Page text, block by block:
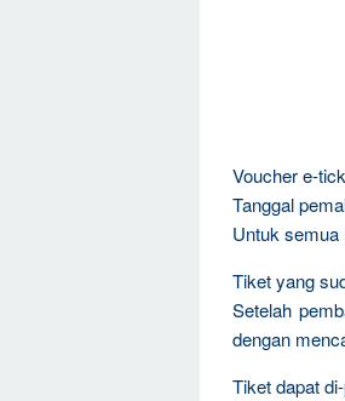
Voucher e-
Tanggal
Untuk semua
Tiket yang
Setelah
dengan
Tiket dapat